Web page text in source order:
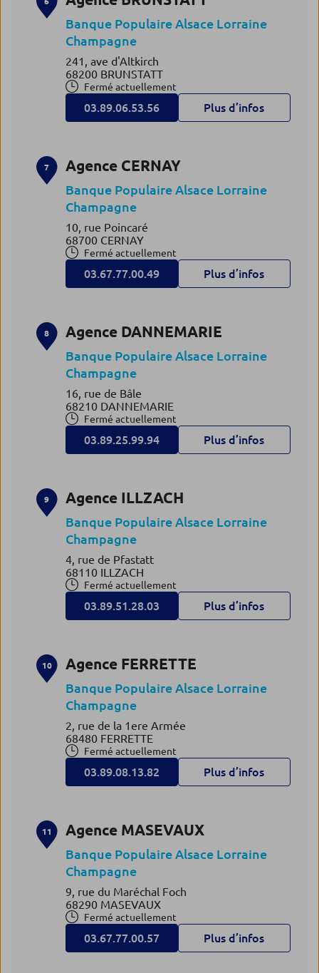
Banque Populaire Alsace Lorraine
Champagne
241, ave d'Altkirch
68200 BRUNSTATT
Fermé actuellement
03.89.06.53.56 Plus d’infos
7 Agence CERNAY
Banque Populaire Alsace Lorraine
Champagne
10, rue Poincaré
68700 CERNAY
Fermé actuellement
03.67.77.00.49 Plus d’infos
8 Agence DANNEMARIE
Banque Populaire Alsace Lorraine
Champagne
16, rue de Bâle
68210 DANNEMARIE
Fermé actuellement
03.89.25.99.94 Plus d’infos
9 Agence ILLZACH
Banque Populaire Alsace Lorraine
Champagne
4, rue de Pfastatt
68110 ILLZACH
Fermé actuellement
03.89.51.28.03 Plus d’infos
10 Agence FERRETTE
Banque Populaire Alsace Lorraine
Champagne
2, rue de la 1ere Armée
68480 FERRETTE
Fermé actuellement
03.89.08.13.82 Plus d’infos
11 Agence MASEVAUX
Banque Populaire Alsace Lorraine
Champagne
9, rue du Maréchal Foch
68290 MASEVAUX
Fermé actuellement
03.67.77.00.57 Plus d’infos